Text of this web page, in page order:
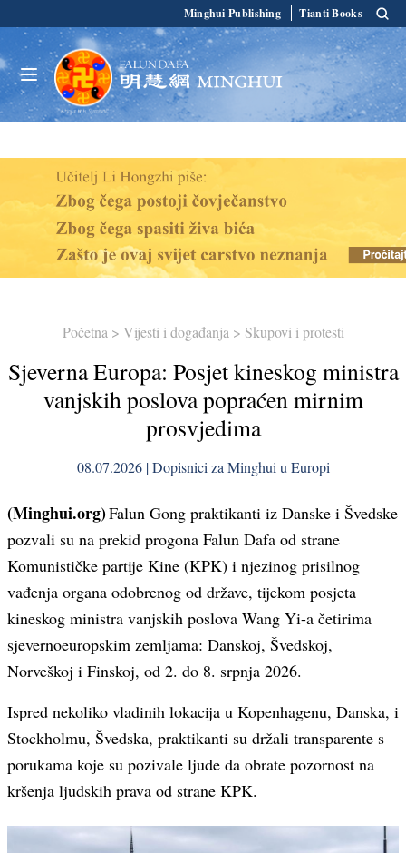
Minghui Publishing Tianti Books
Početna > Vijesti i događanja > Skupovi i protesti
Sjeverna Europa: Posjet kineskog ministra
vanjskih poslova popraćen mirnim
prosvjedima
08.07.2026 | Dopisnici za Minghui u Europi
(Minghui.org)Falun Gong praktikanti iz Danske i Švedske
pozvali su na prekid progona Falun Dafa od strane
Komunističke partije Kine (KPK) i njezinog prisilnog
vađenja organa odobrenog od države, tijekom posjeta
kineskog ministra vanjskih poslova Wang Yi-a četirima
sjevernoeuropskim zemljama: Danskoj, Švedskoj,
Norveškoj i Finskoj, od 2. do 8. srpnja 2026.
Ispred nekoliko vladinih lokacija u Kopenhagenu, Danska, i
Stockholmu, Švedska, praktikanti su držali transparente s
porukama koje su pozivale ljude da obrate pozornost na
kršenja ljudskih prava od strane KPK.